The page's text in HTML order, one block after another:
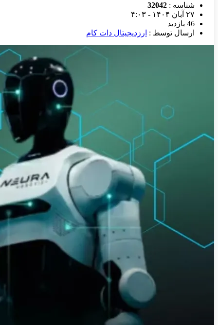
شناسه : 32042
۲۷ آبان ۱۴۰۴ - ۴:۰۳
46 بازدید
ارسال توسط : ارزدیجیتال دات کام